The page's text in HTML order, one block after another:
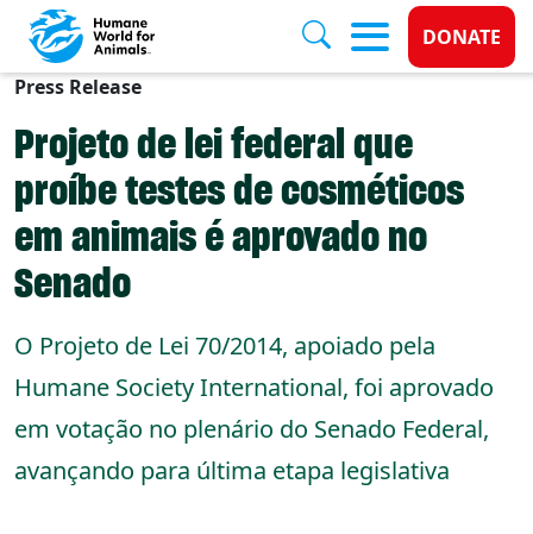
Skip to main content
Donate
DONATE
Press Release
Projeto de lei federal que
proíbe testes de cosméticos
em animais é aprovado no
Senado
O Projeto de Lei 70/2014, apoiado pela
Humane Society International, foi aprovado
em votação no plenário do Senado Federal,
avançando para última etapa legislativa